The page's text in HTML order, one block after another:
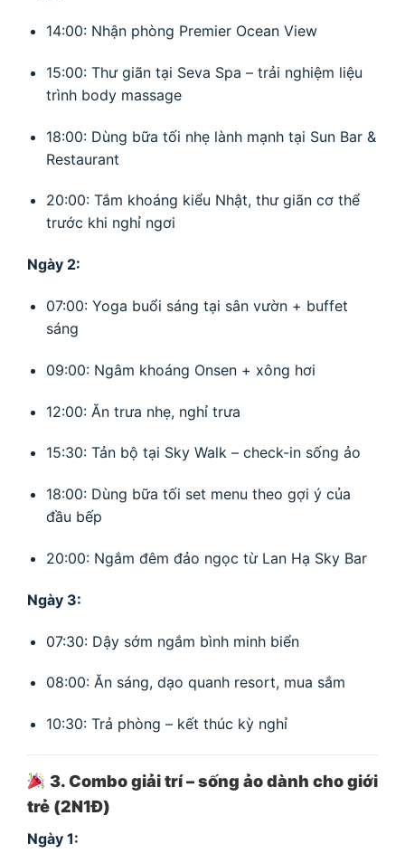
14:00: Nhận phòng Premier Ocean View
15:00: Thư giãn tại Seva Spa – trải nghiệm liệu
trình body massage
18:00: Dùng bữa tối nhẹ lành mạnh tại Sun Bar &
Restaurant
20:00: Tắm khoáng kiểu Nhật, thư giãn cơ thể
trước khi nghỉ ngơi
Ngày 2:
07:00: Yoga buổi sáng tại sân vườn + buffet
sáng
09:00: Ngâm khoáng Onsen + xông hơi
12:00: Ăn trưa nhẹ, nghỉ trưa
15:30: Tản bộ tại Sky Walk – check-in sống ảo
18:00: Dùng bữa tối set menu theo gợi ý của
đầu bếp
20:00: Ngắm đêm đảo ngọc từ Lan Hạ Sky Bar
Ngày 3:
07:30: Dậy sớm ngắm bình minh biển
08:00: Ăn sáng, dạo quanh resort, mua sắm
10:30: Trả phòng – kết thúc kỳ nghỉ
3. Combo giải trí – sống ảo dành cho giới
trẻ (2N1Đ)
Ngày 1: